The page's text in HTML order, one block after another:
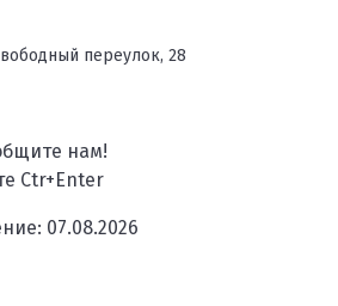
переулок, 28
нам!
Ctr+Enter
07.08.2026